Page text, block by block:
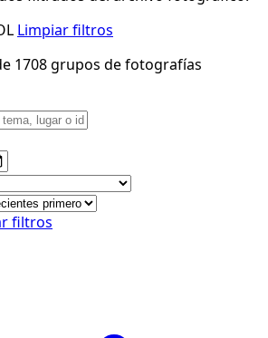
Limpiar filtros
1708 grupos de fotografías
filtros